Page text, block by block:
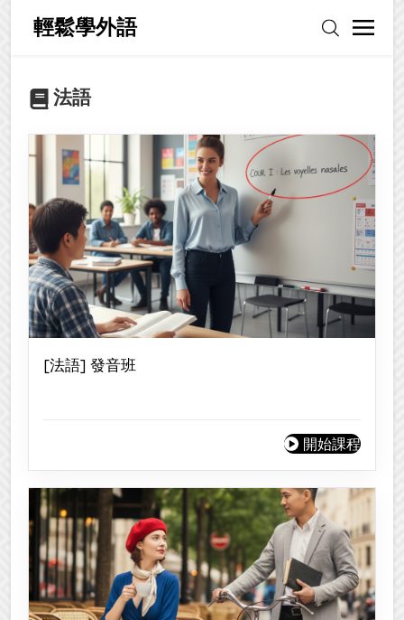
輕鬆學外語
法語
[法語] 發音班
開始課程